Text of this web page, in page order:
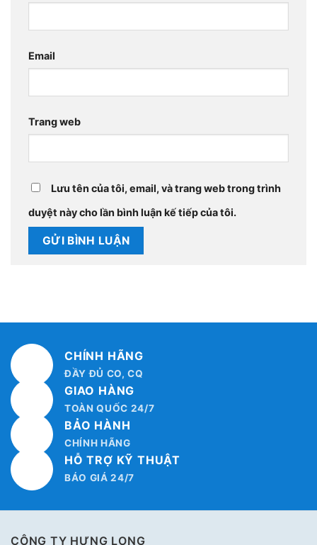
Email
Trang web
Lưu tên của tôi, email, và trang web trong trình
duyệt này cho lần bình luận kế tiếp của tôi.
CHÍNH HÃNG
ĐẦY ĐỦ CO, CQ
GIAO HÀNG
TOÀN QUỐC 24/7
BẢO HÀNH
CHÍNH HÃNG
HỖ TRỢ KỸ THUẬT
BÁO GIÁ 24/7
CÔNG TY HƯNG LONG